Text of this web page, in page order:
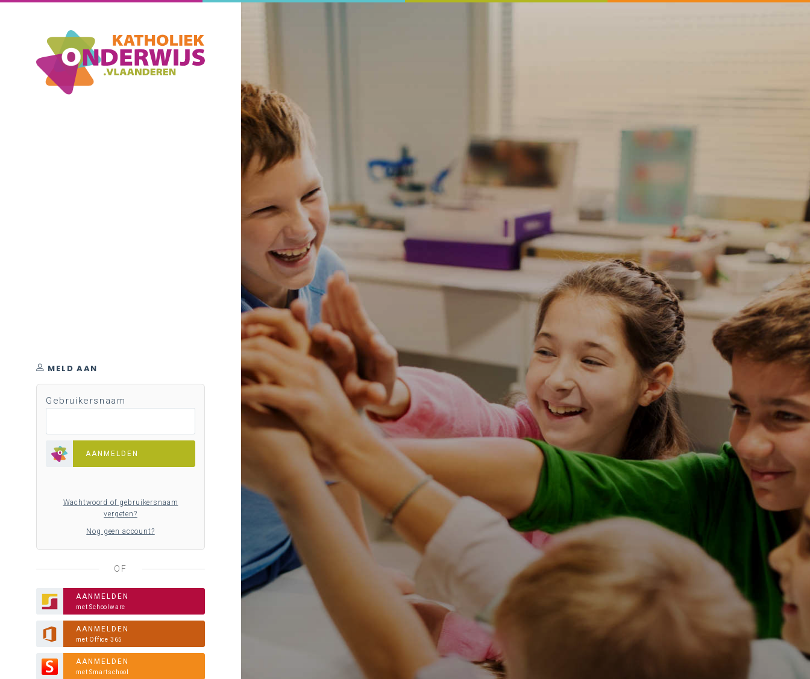
MELD AAN
Gebruikersnaam
AANMELDEN
Wachtwoord of gebruikersnaam
vergeten?
Nog geen account?
OF
AANMELDEN
met Schoolware
AANMELDEN
met Office 365
AANMELDEN
met Smartschool